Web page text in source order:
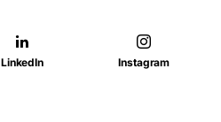
LinkedIn Instagram